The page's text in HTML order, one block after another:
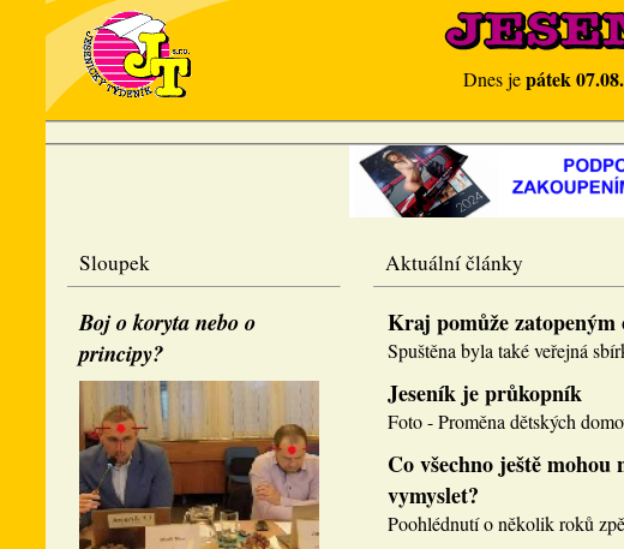
Dnes jepátek
Sloupek
Boj o koryta nebo o
principy?
Aktuální články
Kraj pomůže zatopeným
Spuštěna byla také veřejná
Jeseník je průkopník
Foto - Proměna dětských
Co všechno ještě
vymyslet?
Poohlédnutí o několik roků